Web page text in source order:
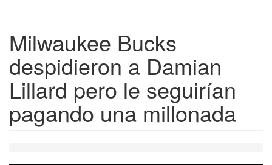
Milwaukee Bucks
despidieron a Damian
Lillard pero le seguirían
pagando una millonada